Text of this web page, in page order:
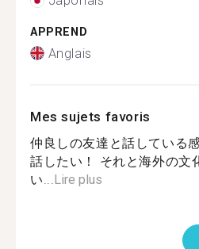
APPREND
Anglais
Mes sujets favoris
仲良しの友達と話している
話したい！ それと海外の文
い... Lire plus